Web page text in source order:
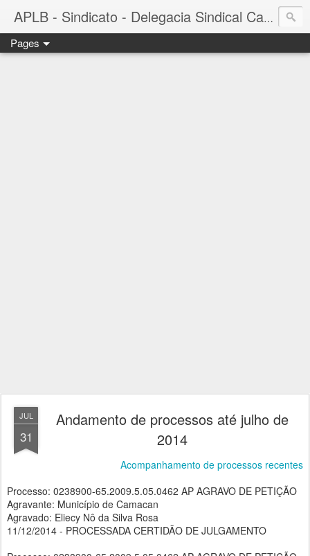
APLB - Sindicato - Delegacia Sindical Cacau Sul - Camacã-BA
Pages
JUL
31
Andamento de processos até julho de
2014
Acompanhamento de processos recentes
Processo: 0238900-65.2009.5.05.0462 AP AGRAVO DE PETIÇÃO
Agravante: Município de Camacan
Agravado: Eliecy Nô da Silva Rosa
11/12/2014 - PROCESSADA CERTIDÃO DE JULGAMENTO